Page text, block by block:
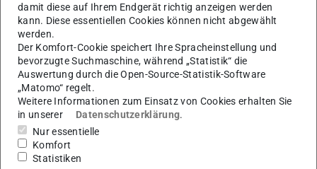
Leitung Werkstatt für Feinmechanik
Werkstattleitung
Arbeitsgebiet(e)
damit diese auf Ihrem Endgerät richtig anzeigen werden
kann. Diese essentiellen Cookies können nicht abgewählt
werden.
Der Komfort-Cookie speichert Ihre Spracheinstellung und
bevorzugte Suchmaschine, während „Statistik“ die
Auswertung durch die Open-Source-Statistik-Software
„Matomo“ regelt.
Weitere Informationen zum Einsatz von Cookies erhalten Sie
in unserer
Datenschutzerklärung.
Nur essentielle
Komfort
Statistiken